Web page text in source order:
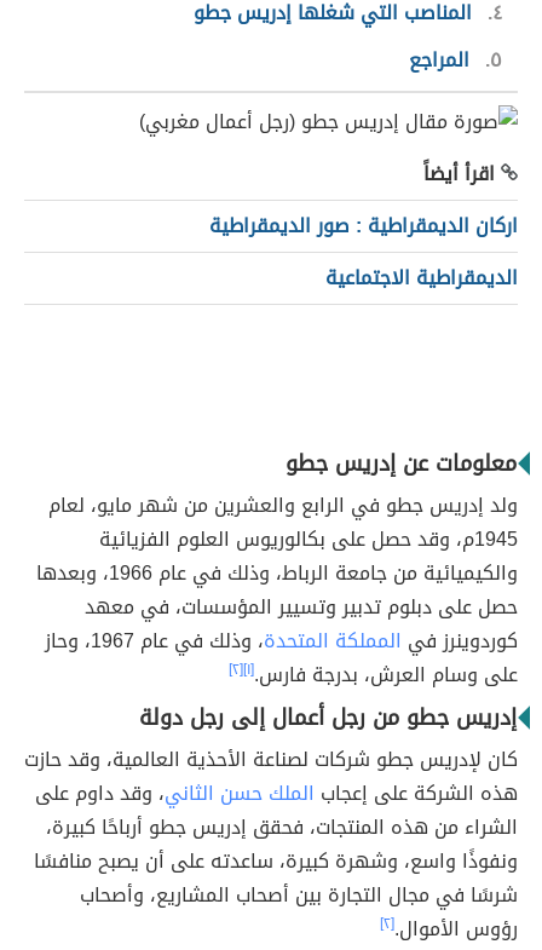
٤
المناصب التي شغلها إدريس جطو
٥
المراجع
اقرأ أيضاً
اركان الديمقراطية : صور الديمقراطية
الديمقراطية الاجتماعية
معلومات عن إدريس جطو
ولد إدريس جطو في الرابع والعشرين من شهر مايو، لعام
1945م، وقد حصل على بكالوريوس العلوم الفزيائية
والكيميائية من جامعة الرباط، وذلك في عام 1966، وبعدها
حصل على دبلوم تدبير وتسيير المؤسسات، في معهد
كوردوينرز في المملكة المتحدة
، وذلك في عام 1967، وحاز
على وسام العرش، بدرجة فارس.[١] [٢]
إدريس جطو من رجل أعمال إلى رجل دولة
كان لإدريس جطو شركات لصناعة الأحذية العالمية، وقد حازت
هذه الشركة على إعجاب الملك حسن الثاني، وقد داوم على
الشراء من هذه المنتجات، فحقق إدريس جطو أرباحًا كبيرة،
ونفوذًا واسع، وشهرة كبيرة، ساعدته على أن يصبح منافسًا
شرسًا في مجال التجارة بين أصحاب المشاريع، وأصحاب
رؤوس الأموال.[٢]